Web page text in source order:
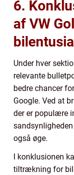
6.
af VW
Under hver
relevante
bedre chancer
Google. Ved at
der er populære
også øge.
I konklusionen
tiltrækning for